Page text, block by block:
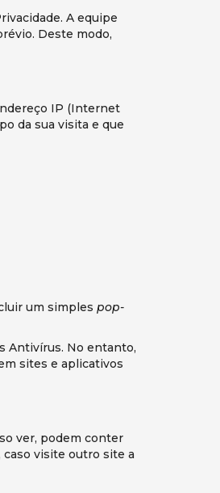
A equipe
Deste modo,
IP (Internet
da sua visita e que
um simples pop-
Antivírus. No entanto,
sites e aplicativos
ver, podem conter
visite outro site a